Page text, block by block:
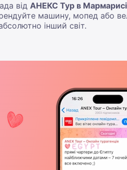
від АНЕКС Тур в Мармарисі
машину, мопед або
інший світ.